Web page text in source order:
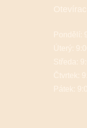
Pondělí:
Úterý:
Středa:
Čtvrtek:
Pátek: